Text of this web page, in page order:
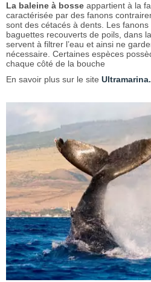
La baleine à bosse appartient à la
caractérisée par des fanons
sont des cétacés à dents. Les
baguettes recouverts de poils, dans
servent à filtrer l’eau et ainsi ne
nécessaire. Certaines espèces
chaque côté de la bouche
En savoir plus sur le site